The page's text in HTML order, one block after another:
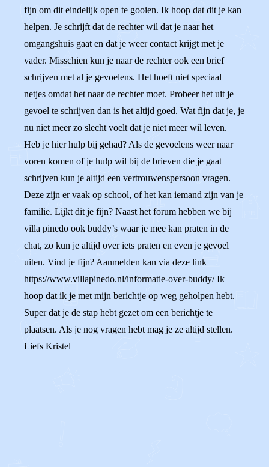
fijn om dit eindelijk open te gooien. Ik hoop dat dit je kan
helpen. Je schrijft dat de rechter wil dat je naar het
omgangshuis gaat en dat je weer contact krijgt met je
vader. Misschien kun je naar de rechter ook een brief
schrijven met al je gevoelens. Het hoeft niet speciaal
netjes omdat het naar de rechter moet. Probeer het uit je
gevoel te schrijven dan is het altijd goed. Wat fijn dat je, je
nu niet meer zo slecht voelt dat je niet meer wil leven.
Heb je hier hulp bij gehad? Als de gevoelens weer naar
voren komen of je hulp wil bij de brieven die je gaat
schrijven kun je altijd een vertrouwenspersoon vragen.
Deze zijn er vaak op school, of het kan iemand zijn van je
familie. Lijkt dit je fijn? Naast het forum hebben we bij
villa pinedo ook buddy’s waar je mee kan praten in de
chat, zo kun je altijd over iets praten en even je gevoel
uiten. Vind je fijn? Aanmelden kan via deze link
https://www.villapinedo.nl/informatie-over-buddy/ Ik
hoop dat ik je met mijn berichtje op weg geholpen hebt.
Super dat je de stap hebt gezet om een berichtje te
plaatsen. Als je nog vragen hebt mag je ze altijd stellen.
Liefs Kristel